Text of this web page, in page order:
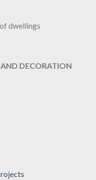
dwellings
DECORATION